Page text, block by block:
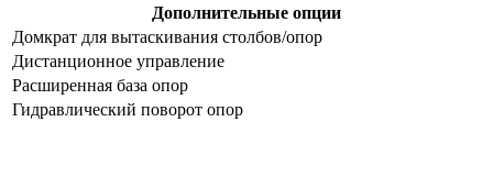
Дополнительные опции
Домкрат для вытаскивания столбов/опор
Дистанционное управление
Расширенная база опор
Гидравлический поворот опор